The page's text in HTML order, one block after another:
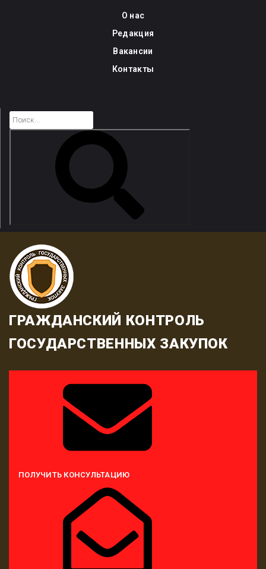
О нас
Редакция
Вакансии
Контакты
ГРАЖДАНСКИЙ КОНТРОЛЬ
ГОСУДАРСТВЕННЫХ ЗАКУПОК
ПОЛУЧИТЬ КОНСУЛЬТАЦИЮ